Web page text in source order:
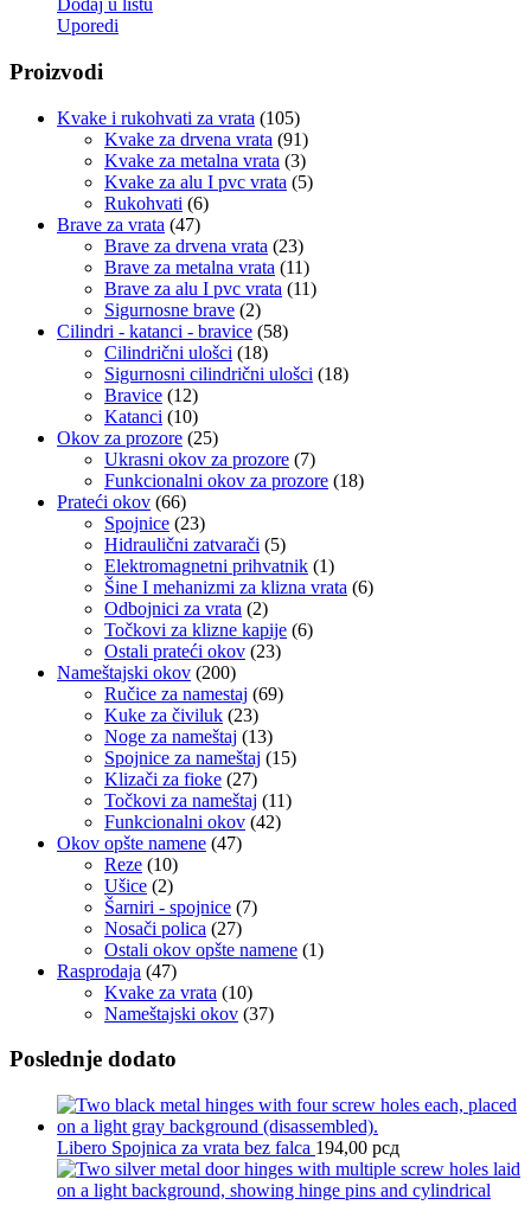
Dodaj u listu
Uporedi
Proizvodi
Kvake i rukohvati za vrata (105)
Kvake za drvena vrata (91)
Kvake za metalna vrata (3)
Kvake za alu I pvc vrata (5)
Rukohvati (6)
Brave za vrata (47)
Brave za drvena vrata (23)
Brave za metalna vrata (11)
Brave za alu I pvc vrata (11)
Sigurnosne brave (2)
Cilindri - katanci - bravice (58)
Cilindrični ulošci (18)
Sigurnosni cilindrični ulošci (18)
Bravice (12)
Katanci (10)
Okov za prozore (25)
Ukrasni okov za prozore (7)
Funkcionalni okov za prozore (18)
Prateći okov (66)
Spojnice (23)
Hidraulični zatvarači (5)
Elektromagnetni prihvatnik (1)
Šine I mehanizmi za klizna vrata (6)
Odbojnici za vrata (2)
Točkovi za klizne kapije (6)
Ostali prateći okov (23)
Nameštajski okov (200)
Ručice za namestaj (69)
Kuke za čiviluk (23)
Noge za nameštaj (13)
Spojnice za nameštaj (15)
Klizači za fioke (27)
Točkovi za nameštaj (11)
Funkcionalni okov (42)
Okov opšte namene (47)
Reze (10)
Ušice (2)
Šarniri - spojnice (7)
Nosači polica (27)
Ostali okov opšte namene (1)
Rasprodaja (47)
Kvake za vrata (10)
Nameštajski okov (37)
Poslednje dodato
Libero Spojnica za vrata bez falca 194,00 рсд